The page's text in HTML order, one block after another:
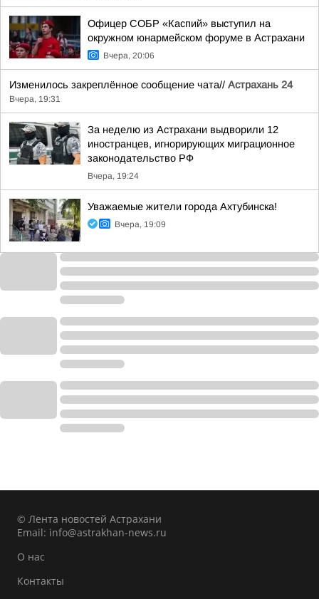
Офицер СОБР «Каспий» выступил на
окружном юнармейском форуме в Астрахани
Вчера, 20:06
Изменилось закреплённое сообщение чата// Астрахань 24
Вчера, 19:31
За неделю из Астрахани выдворили 12
иностранцев, игнорирующих миграционное
законодательство РФ
Вчера, 19:24
Уважаемые жители города Ахтубинска!
Вчера, 19:09
© Лента новостей Астрахани
Email: info@astrakhan-news.ru
О нас
Контакты